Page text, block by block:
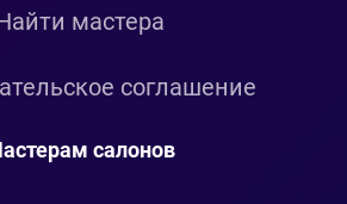
мастера
соглашение
салонов